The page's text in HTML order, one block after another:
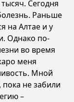
Сегодня
Раньше
на Алтае и у
Однако по-
во время
меня
Мной
не забили
–